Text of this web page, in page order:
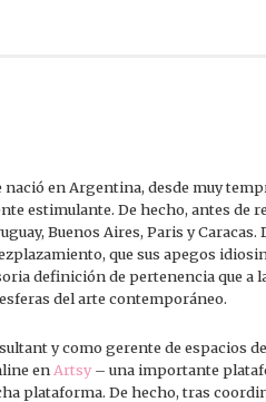
en Argentina, desde muy
estimulante. De hecho, antes de
Buenos Aires, Paris y Caracas.
que sus apegos
definición de pertenencia que a
del arte contemporáneo.
y como gerente de espacios
en Artsy – una importante
plataforma. De hecho, tras